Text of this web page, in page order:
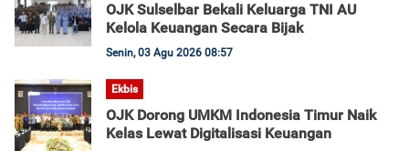
OJK Sulselbar Bekali Keluarga TNI AU
Kelola Keuangan Secara Bijak
Senin, 03 Agu 2026 08:57
Ekbis
OJK Dorong UMKM Indonesia Timur Naik
Kelas Lewat Digitalisasi Keuangan